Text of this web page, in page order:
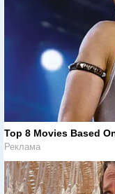
Top 8 Movies Based
Реклама